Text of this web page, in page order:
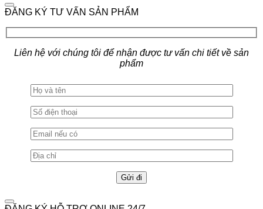
ĐĂNG KÝ TƯ VẤN SẢN PHẨM
Liên hệ với chúng tôi để nhận được tư vấn chi tiết về sản
phẩm